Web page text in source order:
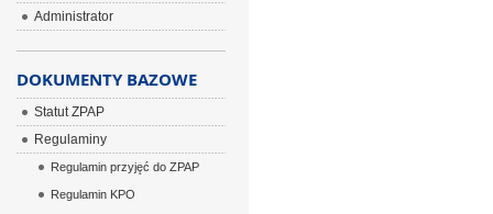
Administrator
DOKUMENTY BAZOWE
Statut ZPAP
Regulaminy
Regulamin przyjęć do ZPAP
Regulamin KPO